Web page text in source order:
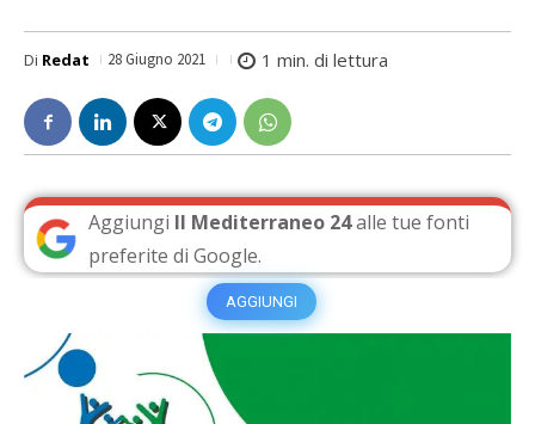
Di Redat 28 Giugno 2021 1 min. di lettura
Aggiungi Il Mediterraneo 24alle tue fonti
preferite di Google.
AGGIUNGI